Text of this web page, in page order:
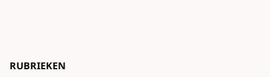
RUBRIEKEN